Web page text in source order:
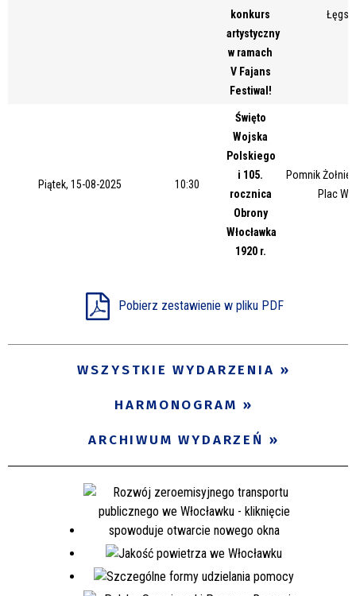
konkurs
artystyczny
w ramach
V Fajans
Festiwal!
Piątek, 15-08-2025 10:30
Święto
Wojska
Polskiego
i 105.
rocznica
Obrony
Włocławka
1920 r.
Pomnik
Plac
Pobierz zestawienie w pliku PDF
WSZYSTKIE WYDARZENIA
HARMONOGRAM
ARCHIWUM WYDARZEŃ